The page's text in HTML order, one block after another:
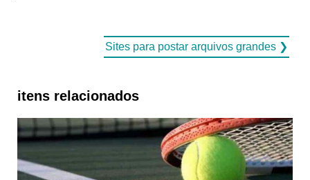
Sites para postar arquivos grandes ❯
itens relacionados